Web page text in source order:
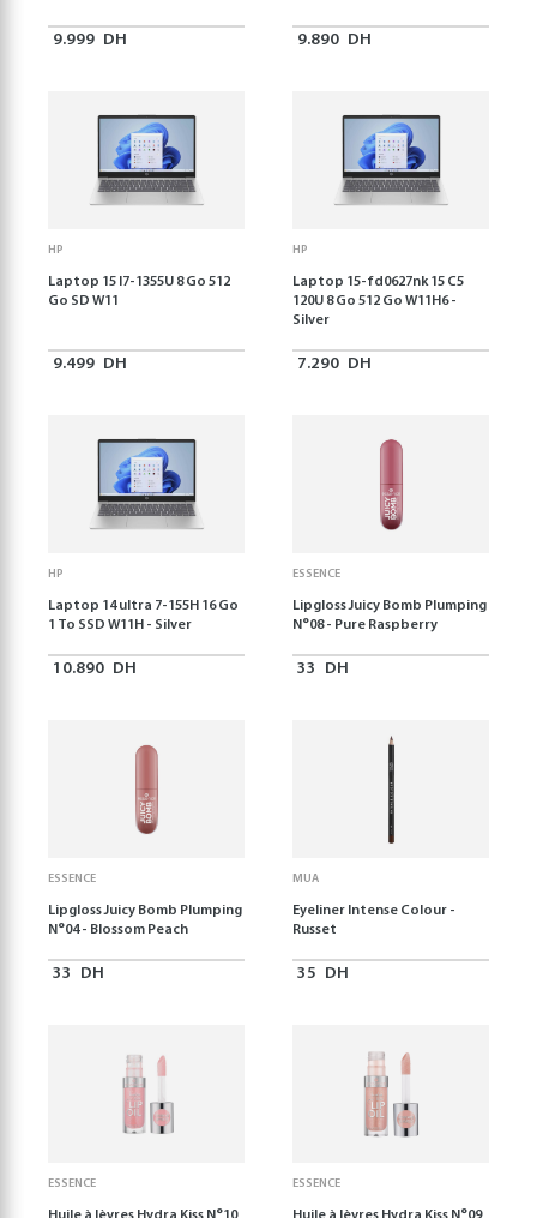
9.999 DH 9.890 DH
HP
Laptop 15 I7-1355U 8 Go 512
Go SD W11
9.499 DH
HP
Laptop 15-fd0627nk 15 C5
120U 8 Go 512 Go W11H6 -
Silver
7.290 DH
HP
Laptop 14 ultra 7-155H 16 Go
1 To SSD W11H - Silver
10.890 DH
ESSENCE
Lipgloss Juicy Bomb Plumping
N°08 - Pure Raspberry
33 DH
ESSENCE
Lipgloss Juicy Bomb Plumping
N°04 - Blossom Peach
33 DH
MUA
Eyeliner Intense Colour -
Russet
35 DH
ESSENCE ESSENCE